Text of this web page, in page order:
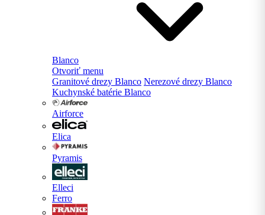
Blanco
Otvoriť menu
Granitové drezy Blanco Nerezové drezy Blanco
Kuchynské batérie Blanco
Airforce
Elica
Pyramis
Elleci
Ferro